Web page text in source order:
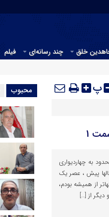
خلق چند رسانه‌ای فیلم
پ
1
به چهاردیواری
پیش ، عصر یک
از همیشه بودم،
از […]
محبوب